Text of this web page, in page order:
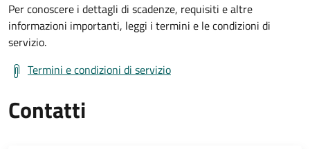
Per conoscere i dettagli di scadenze, requisiti e altre
informazioni importanti, leggi i termini e le condizioni di
servizio.
Termini e condizioni di servizio
Contatti